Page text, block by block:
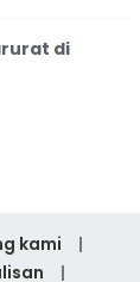
di
kami